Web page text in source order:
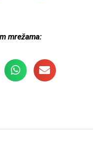
mrežama: